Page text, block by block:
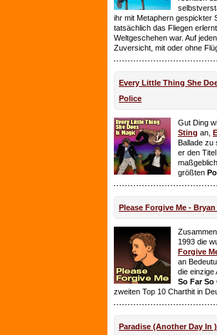
ihr mit Metaphern gespickter
tatsächlich das Fliegen
Weltgeschehen war. Auf
Zuversicht, mit oder ohne
Every Little Thing She
Police
Gut Ding
Sting an,
Ballade zu
er den
größten
Please Forgive Me -
1993 die
Forgive
an
die einzige
So Far So
zweiten Top 10 Charthit in
Paradise (Another Day In